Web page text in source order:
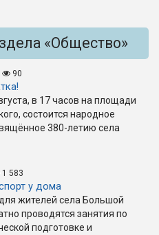
«Общество»
90
в 17 часов на площади
состоится народное
380-летию села
1 583
у дома
жителей села Большой
проводятся занятия по
подготовке и